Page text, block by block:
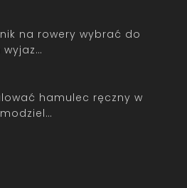
na rowery wybrać do
hamulec ręczny w